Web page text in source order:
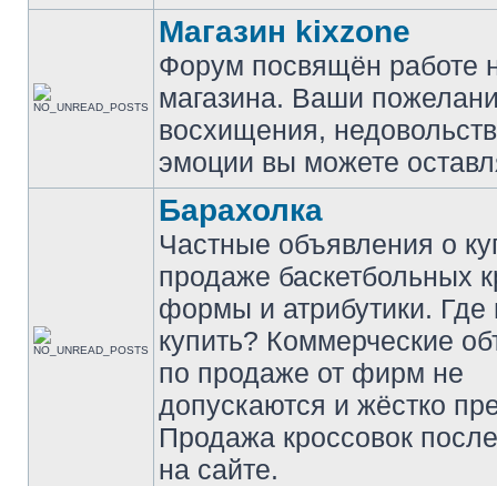
Магазин kixzone
Форум посвящён работе
магазина. Ваши
восхищения,
эмоции вы можете
Барахолка
Частные объявления о
продаже баскетбольных
формы и атрибутики. Где
купить? Коммерческие
по продаже от фирм не
допускаются и жёстко
Продажа кроссовок
на сайте.